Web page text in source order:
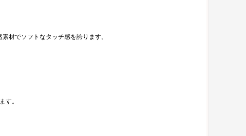
材でソフトなタッチ感を誇ります。
す。